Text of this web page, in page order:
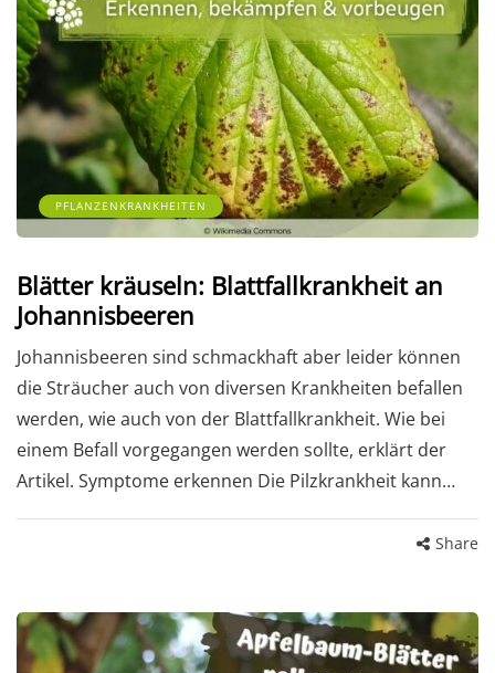
PFLANZENKRANKHEITEN
Blätter kräuseln: Blattfallkrankheit an
Johannisbeeren
Johannisbeeren sind schmackhaft aber leider können
die Sträucher auch von diversen Krankheiten befallen
werden, wie auch von der Blattfallkrankheit. Wie bei
einem Befall vorgegangen werden sollte, erklärt der
Artikel. Symptome erkennen Die Pilzkrankheit kann…
Share